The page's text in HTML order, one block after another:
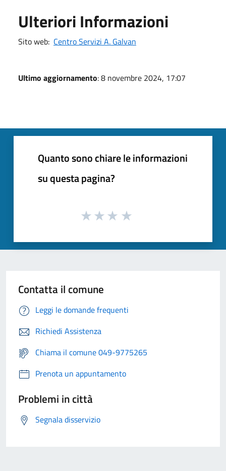
Ulteriori Informazioni
Sito web: Centro Servizi A. Galvan
Ultimo aggiornamento: 8 novembre 2024, 17:07
Quanto sono chiare le informazioni
su questa pagina?
Contatta il comune
Leggi le domande frequenti
Richiedi Assistenza
Chiama il comune 049-9775265
Prenota un appuntamento
Problemi in città
Segnala disservizio